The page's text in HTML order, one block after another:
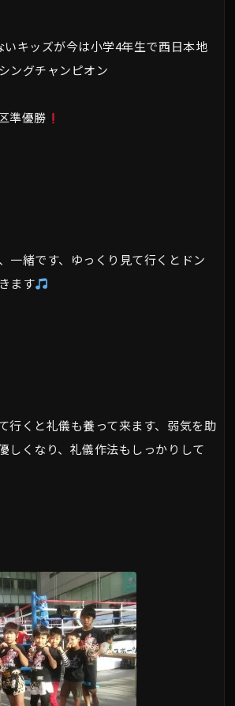
キッズが今は小学4年生で西日本地
ングチャンピオン
準優勝
一緒です、ゆっくり見て行くとドン
ます
行くと礼儀も養って来ます、弱気を助
しくなり、礼儀作法もしっかりして